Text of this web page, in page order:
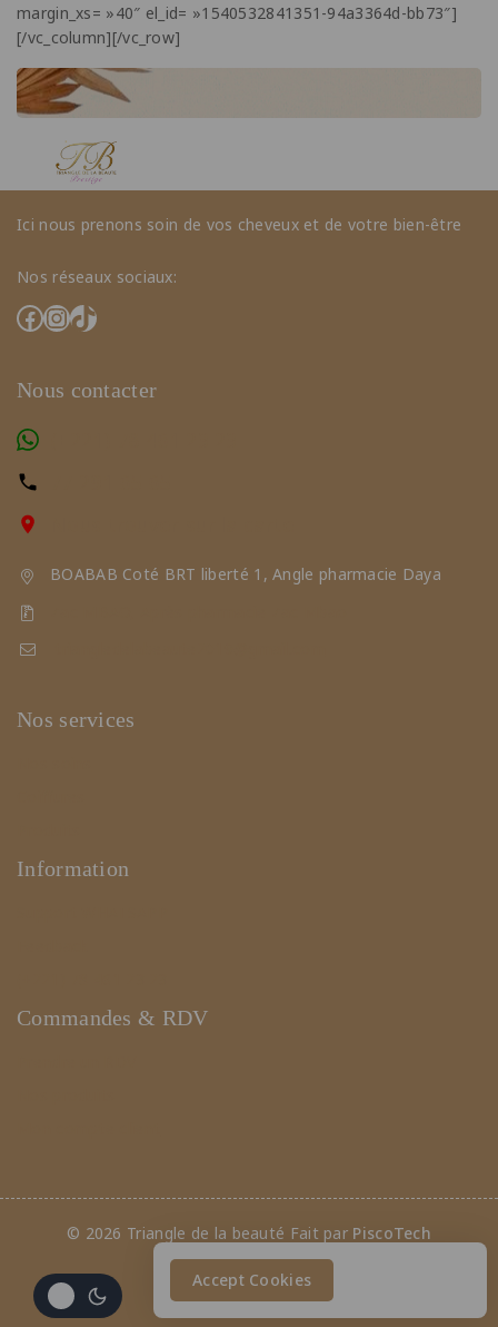
margin_xs= »40″ el_id= »1540532841351-94a3364d-bb73″]
[/vc_column][/vc_row]
Ici nous prenons soin de vos cheveux et de votre bien-être
Nos réseaux sociaux:
Nous contacter
BOABAB Coté BRT liberté 1, Angle pharmacie Daya
Nos services
Information
Commandes & RDV
© 2026 Triangle de la beauté Fait par PiscoTech
Accept Cookies